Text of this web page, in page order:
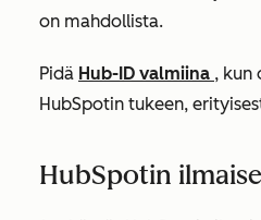
on mahdollista.
Pidä Hub-ID valmiina , kun
HubSpotin tukeen,
HubSpotin